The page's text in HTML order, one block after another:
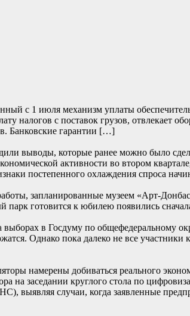
с 1 июля механизм уплаты
налогов с поставок грузов, отвлекает
Банковские гарантии […]
выводы, которые ранее можно было
активности во втором
постепенного охлаждения спроса
запланированные музеем «Арт-
парк готовится к юбилею появились
в Госдуму по общефедеральному
Однако пока далеко не все
намерены добиваться реального
заседании круглого стола по
выявляя случаи, когда заявленные